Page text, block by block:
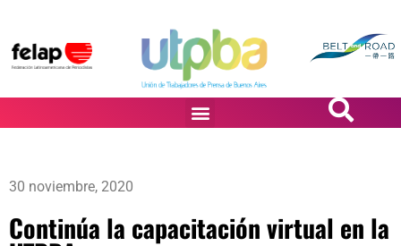
30 noviembre, 2020
Continúa la capacitación virtual en la